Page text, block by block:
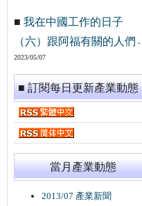
■ 我在中國工作的日子
（六）跟阿福有關的人們 -
2023/05/07
■ 訂閱每日更新產業動態
當月產業動態
2013/07 產業新聞